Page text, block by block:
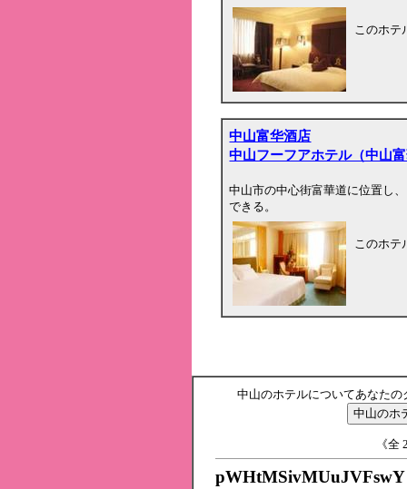
このホテ
中山富华酒店
中山フーフアホテル（中山
中山市の中心街富華道に位置し
できる。
このホテ
中山のホテルについてあなた
《
pWHtMSivMUuJVFswY